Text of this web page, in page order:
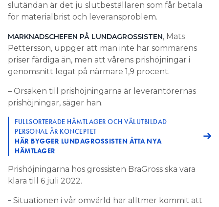
slutändan är det ju slutbeställaren som får betala
för materialbrist och leveransproblem.
MARKNADSCHEFEN PÅ LUNDAGROSSISTEN, Mats
Pettersson, uppger att man inte har sommarens
priser färdiga än, men att vårens prishöjningar i
genomsnitt legat på närmare 1,9 procent.
– Orsaken till prishöjningarna är leverantörernas
prishöjningar, säger han.
FULLSORTERADE HÄMTLAGER OCH VÄLUTBILDAD
PERSONAL ÄR KONCEPTET
HÄR BYGGER LUNDAGROSSISTEN ÅTTA NYA
HÄMTLAGER
Prishöjningarna hos grossisten BraGross ska vara
klara till 6 juli 2022.
– Situationen i vår omvärld har alltmer kommit att